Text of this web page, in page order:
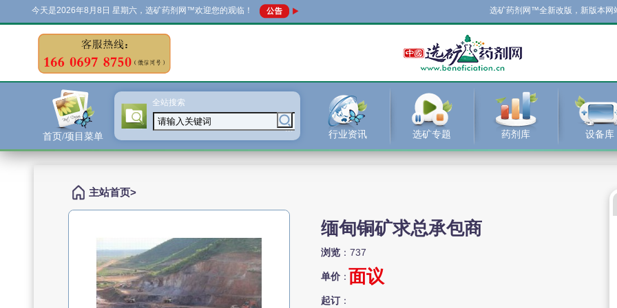
今天是2026年8月8日 星期六，选矿药剂网™欢迎您的观临！ 选矿药剂网™全新改版，新版本网站现
首页/项目菜单
全站搜索
...
行业资讯 选矿专题 药剂库 设备库
主站首页>
缅甸铜矿求总承包商
浏览 ：737
单价 ： 面议
起订：